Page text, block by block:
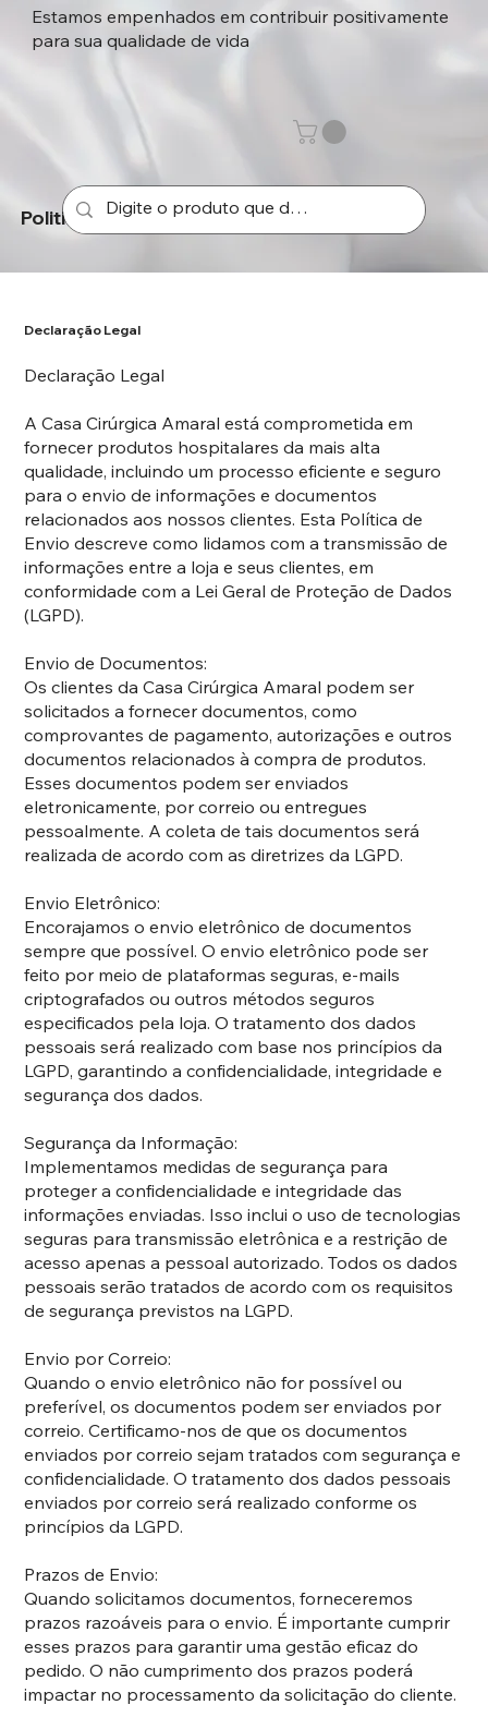
Estamos empenhados em contribuir positivamente
para sua qualidade de vida
Politica de envio
Declaração Legal
Declaração Legal
A Casa Cirúrgica Amaral está comprometida em
fornecer produtos hospitalares da mais alta
qualidade, incluindo um processo eficiente e seguro
para o envio de informações e documentos
relacionados aos nossos clientes. Esta Política de
Envio descreve como lidamos com a transmissão de
informações entre a loja e seus clientes, em
conformidade com a Lei Geral de Proteção de Dados
(LGPD).
Envio de Documentos:
Os clientes da Casa Cirúrgica Amaral podem ser
solicitados a fornecer documentos, como
comprovantes de pagamento, autorizações e outros
documentos relacionados à compra de produtos.
Esses documentos podem ser enviados
eletronicamente, por correio ou entregues
pessoalmente. A coleta de tais documentos será
realizada de acordo com as diretrizes da LGPD.
Envio Eletrônico:
Encorajamos o envio eletrônico de documentos
sempre que possível. O envio eletrônico pode ser
feito por meio de plataformas seguras, e-mails
criptografados ou outros métodos seguros
especificados pela loja. O tratamento dos dados
pessoais será realizado com base nos princípios da
LGPD, garantindo a confidencialidade, integridade e
segurança dos dados.
Segurança da Informação:
Implementamos medidas de segurança para
proteger a confidencialidade e integridade das
informações enviadas. Isso inclui o uso de tecnologias
seguras para transmissão eletrônica e a restrição de
acesso apenas a pessoal autorizado. Todos os dados
pessoais serão tratados de acordo com os requisitos
de segurança previstos na LGPD.
Envio por Correio:
Quando o envio eletrônico não for possível ou
preferível, os documentos podem ser enviados por
correio. Certificamo-nos de que os documentos
enviados por correio sejam tratados com segurança e
confidencialidade. O tratamento dos dados pessoais
enviados por correio será realizado conforme os
princípios da LGPD.
Prazos de Envio:
Quando solicitamos documentos, forneceremos
prazos razoáveis para o envio. É importante cumprir
esses prazos para garantir uma gestão eficaz do
pedido. O não cumprimento dos prazos poderá
impactar no processamento da solicitação do cliente.